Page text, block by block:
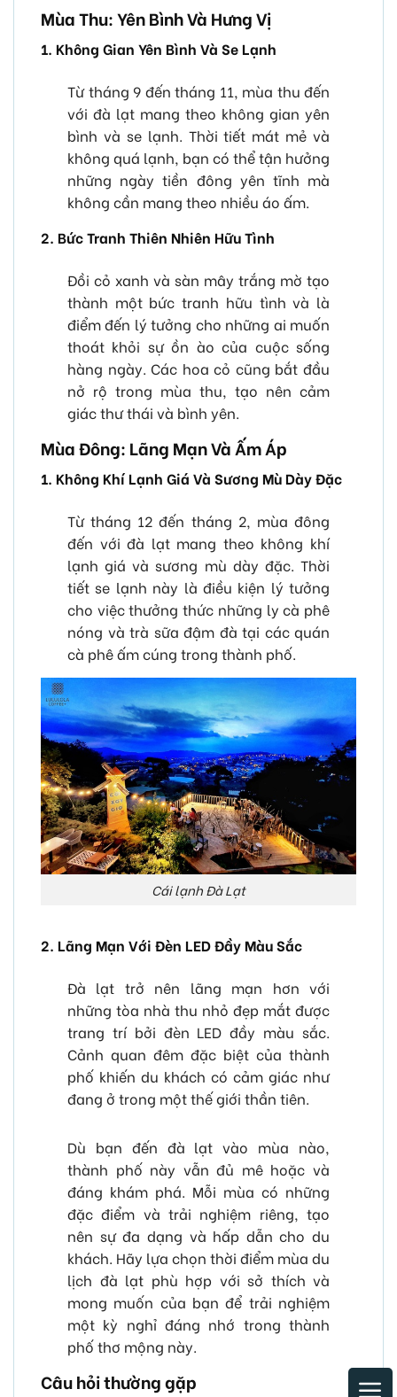
Mùa Thu: Yên Bình Và Hưng Vị
1. Không Gian Yên Bình Và Se Lạnh
Từ tháng 9 đến tháng 11, mùa thu đến
với đà lạt mang theo không gian yên
bình và se lạnh. Thời tiết mát mẻ và
không quá lạnh, bạn có thể tận hưởng
những ngày tiền đông yên tĩnh mà
không cần mang theo nhiều áo ấm.
2. Bức Tranh Thiên Nhiên Hữu Tình
Đồi cỏ xanh và sàn mây trắng mờ tạo
thành một bức tranh hữu tình và là
điểm đến lý tưởng cho những ai muốn
thoát khỏi sự ồn ào của cuộc sống
hàng ngày. Các hoa cỏ cũng bắt đầu
nở rộ trong mùa thu, tạo nên cảm
giác thư thái và bình yên.
Mùa Đông: Lãng Mạn Và Ấm Áp
1. Không Khí Lạnh Giá Và Sương Mù Dày Đặc
Từ tháng 12 đến tháng 2, mùa đông
đến với đà lạt mang theo không khí
lạnh giá và sương mù dày đặc. Thời
tiết se lạnh này là điều kiện lý tưởng
cho việc thưởng thức những ly cà phê
nóng và trà sữa đậm đà tại các quán
cà phê ấm cúng trong thành phố.
Cái lạnh Đà Lạt
2. Lãng Mạn Với Đèn LED Đầy Màu Sắc
Đà lạt trở nên lãng mạn hơn với
những tòa nhà thu nhỏ đẹp mắt được
trang trí bởi đèn LED đầy màu sắc.
Cảnh quan đêm đặc biệt của thành
phố khiến du khách có cảm giác như
đang ở trong một thế giới thần tiên.
Dù bạn đến đà lạt vào mùa nào,
thành phố này vẫn đủ mê hoặc và
đáng khám phá. Mỗi mùa có những
đặc điểm và trải nghiệm riêng, tạo
nên sự đa dạng và hấp dẫn cho du
khách. Hãy lựa chọn thời điểm mùa du
lịch đà lạt phù hợp với sở thích và
mong muốn của bạn để trải nghiệm
một kỳ nghỉ đáng nhớ trong thành
phố thơ mộng này.
Câu hỏi thường gặp